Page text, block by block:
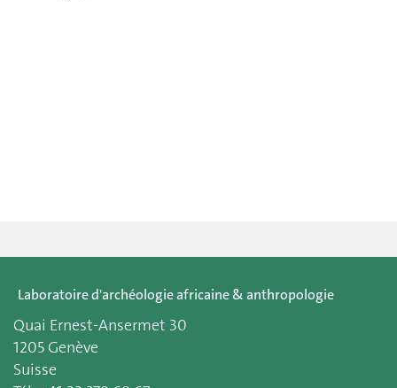
Laboratoire d'archéologie africaine & anthropologie
Quai Ernest-Ansermet 30
1205 Genève
Suisse